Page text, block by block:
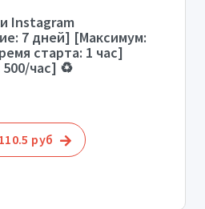
Instagram
7 дней] [Максимум:
старта: 1 час]
500/час] ♻️
руб